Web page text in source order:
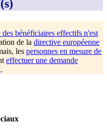
des bénéficiaires effectifs n'est
de la directive européenne
les personnes en mesure de
effectuer une demande
.